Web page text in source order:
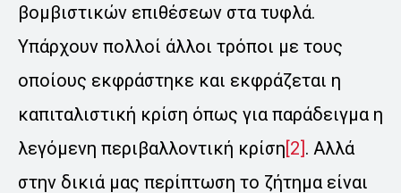
βομβιστικών επιθέσεων στα τυφλά.
Υπάρχουν πολλοί άλλοι τρόποι με τους
οποίους εκφράστηκε και εκφράζεται η
καπιταλιστική κρίση όπως για παράδειγμα η
λεγόμενη περιβαλλοντική κρίση[2]. Αλλά
στην δικιά μας περίπτωση το ζήτημα είναι